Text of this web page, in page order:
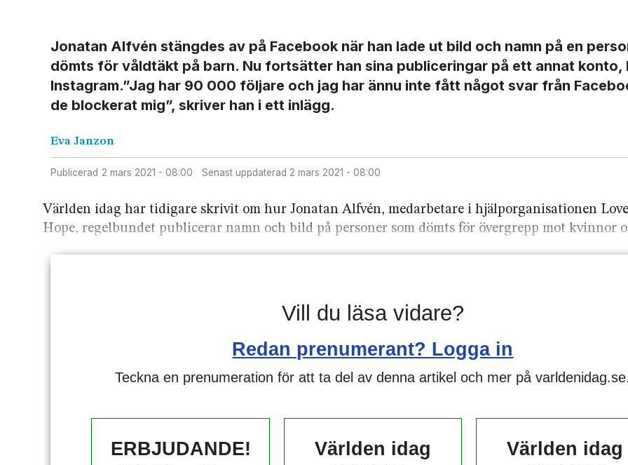
Jonatan Alfvén stängdes av på Facebook när han lade ut bild och namn på en
dömts för våldtäkt på barn. Nu fortsätter han sina publiceringar på ett annat konto,
Instagram.”Jag har 90 000 följare och jag har ännu inte fått något svar från
de blockerat mig”, skriver han i ett inlägg.
Eva Janzon
Publicerad 2 mars 2021 - 08:00 Senast uppdaterad 2 mars 2021 - 08:00
Världen idag har tidigare skrivit om hur Jonatan Alfvén, medarbetare i hjälporganisationen
Hope, regelbundet publicerar namn och bild på personer som dömts för övergrepp mot kvinnor
Vill du läsa vidare?
Redan prenumerant? Logga in
Teckna en prenumeration för att ta del av denna artikel och mer på
ERBJUDANDE!
Världen idag
Världen idag